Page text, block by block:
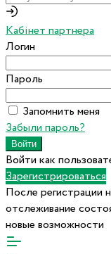
Кабінет партнера
Логин
Пароль
Запомнить меня
Забыли пароль?
Войти как
Зарегистрироваться
После регистрации
отслеживание
новые возможности